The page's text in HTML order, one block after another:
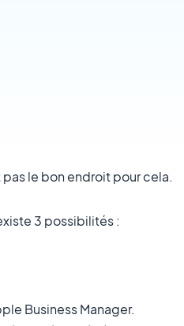
le bon endroit pour cela.
3 possibilités :
Business Manager.